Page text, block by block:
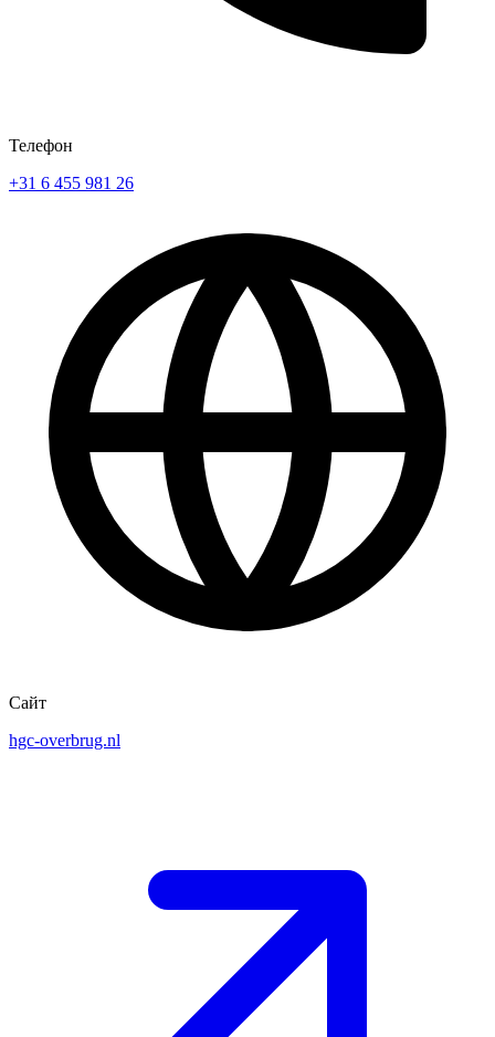
Телефон
+31 6 455 981 26
Сайт
hgc-overbrug.nl